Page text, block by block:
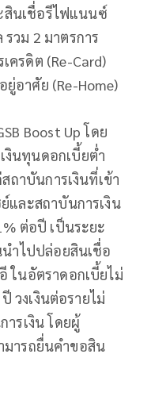
สินเชื่อรีไฟแนนซ์
วม 2 มาตรการ
รดิต (Re-Card)
อาศัย (Re-Home)
Boost Up โดย
นทุนดอกเบี้ยต่ำ
ถาบันการเงินที่เข้า
และสถาบันการเงิน
ต่อปี เป็นระยะ
นำไปปล่อยสินเชื่อ
ในอัตราดอกเบี้ยไม่
วงเงินต่อรายไม่
รเงิน โดยผู้
มารถยื่นคำขอสิน